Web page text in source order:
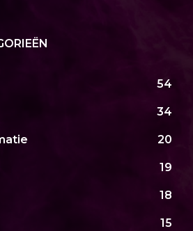
54
34
20
19
18
15